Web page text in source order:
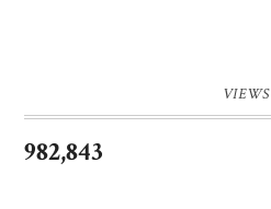
VIEWS
982,843